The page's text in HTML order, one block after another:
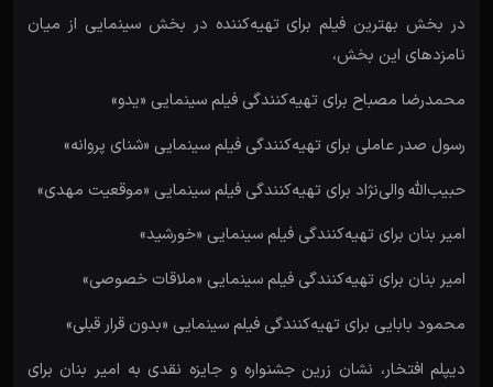
در بخش بهترین فیلم برای تهیه‌کننده در بخش سینمایی از میان
نامزدهای این بخش،
محمدرضا مصباح برای تهیه‌کنندگی فیلم سینمایی «یدو»
رسول صدر عاملی برای تهیه‌کنندگی فیلم سینمایی «شنای پروانه»
حبیب‌الله والی‌نژاد برای تهیه‌کنندگی فیلم سینمایی «موقعیت مهدی»
امیر بنان برای تهیه‌کنندگی فیلم سینمایی «خورشید»
امیر بنان برای تهیه‌کنندگی فیلم سینمایی «ملاقات خصوصی»
محمود بابایی برای تهیه‌کنندگی فیلم سینمایی «بدون قرار قبلی»
دیپلم افتخار، نشان زرین جشنواره و جایزه نقدی به امیر بنان برای